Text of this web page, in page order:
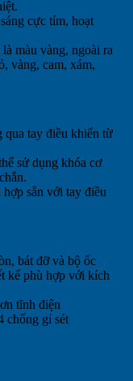
cực tím, hoạt
màu vàng, ngoài ra
vàng, cam, xám,
tay điều khiển từ
sử dụng khóa cơ
sẵn với tay điều
bát đỡ và bộ ốc
kế phù hợp với kích
tĩnh điện
chống gỉ sét